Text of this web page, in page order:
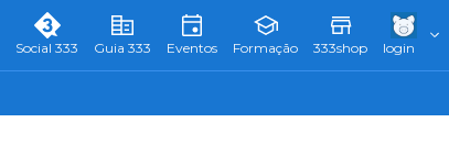
Social 333 Guia 333 Eventos Formação 333shop login